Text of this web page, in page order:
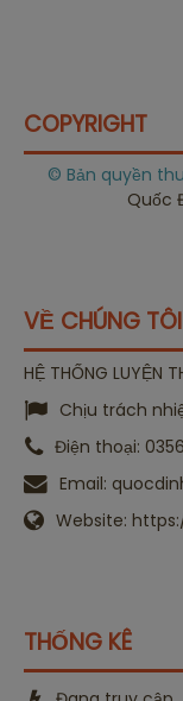
COPYRIGHT
© Bản quyền
Quốc
VỀ CHÚNG TÔI
HỆ THỐNG LUYỆN
Chịu trách
Điện thoại:
Email:
Website:
THỐNG KÊ